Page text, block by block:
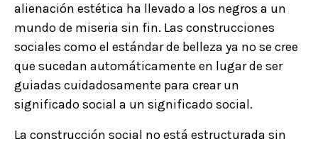
alienación estética ha llevado a los negros a un
mundo de miseria sin fin. Las construcciones
sociales como el estándar de belleza ya no se cree
que sucedan automáticamente en lugar de ser
guiadas cuidadosamente para crear un
significado social a un significado social.
La construcción social no está estructurada sin